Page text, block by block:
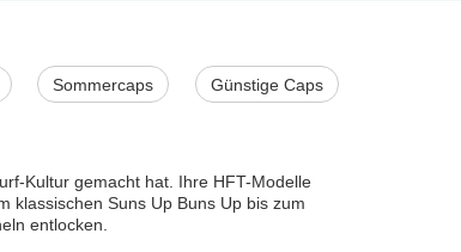
Sommercaps Günstige Caps
Kultur gemacht hat. Ihre HFT-Modelle
klassischen Suns Up Buns Up bis zum
entlocken.